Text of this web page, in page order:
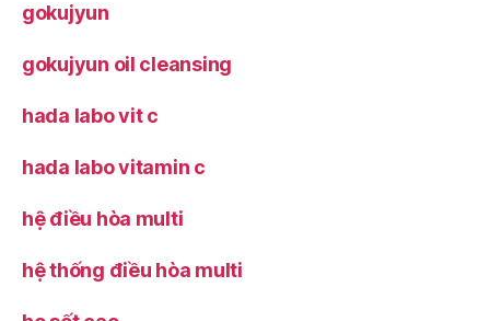
gokujyun
gokujyun oil cleansing
hada labo vit c
hada labo vitamin c
hệ điều hòa multi
hệ thống điều hòa multi